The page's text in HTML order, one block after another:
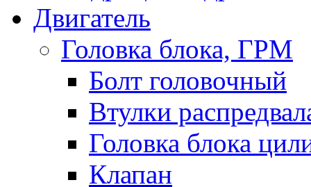
Двигатель
Головка блока, ГРМ
Болт головочный
Втулки
Головка блока
Клапан